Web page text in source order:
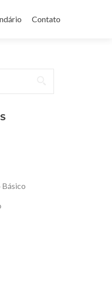
Contato